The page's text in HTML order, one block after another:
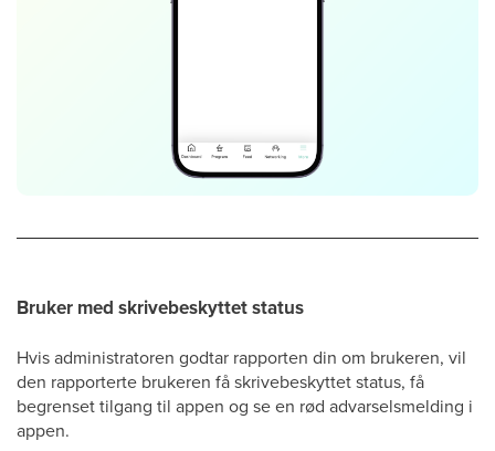
Bruker med skrivebeskyttet status
Hvis administratoren godtar rapporten din om brukeren, vil
den rapporterte brukeren få skrivebeskyttet status, få
begrenset tilgang til appen og se en rød advarselsmelding i
appen.